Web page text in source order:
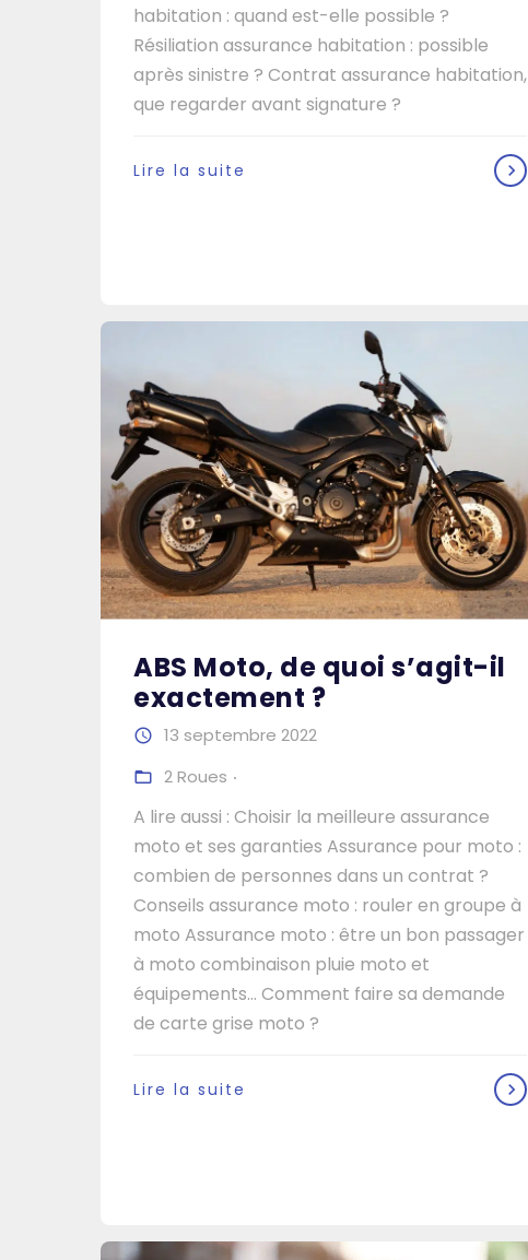
habitation : quand est-elle possible ?
Résiliation assurance habitation : possible
après sinistre ? Contrat assurance habitation,
que regarder avant signature ?
Lire la suite
ABS Moto, de quoi s’agit-il
exactement ?
13 septembre 2022
2 Roues
A lire aussi : Choisir la meilleure assurance
moto et ses garanties Assurance pour moto :
combien de personnes dans un contrat ?
Conseils assurance moto : rouler en groupe à
moto Assurance moto : être un bon passager
à moto combinaison pluie moto et
équipements… Comment faire sa demande
de carte grise moto ?
Lire la suite